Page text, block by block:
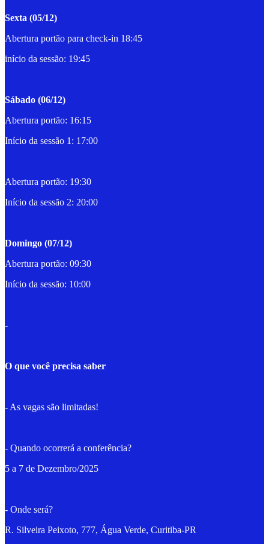
Sexta (05/12)
Abertura portão para check-in 18:45
início da sessão: 19:45
Sábado (06/12)
Abertura portão: 16:15
Início da sessão 1: 17:00
Abertura portão: 19:30
Início da sessão 2: 20:00
Domingo (07/12)
Abertura portão: 09:30
Início da sessão: 10:00
-
O que você precisa saber
- As vagas são limitadas!
- Quando ocorrerá a conferência?
5 a 7 de Dezembro/2025
- Onde será?
R. Silveira Peixoto, 777, Água Verde, Curitiba-PR